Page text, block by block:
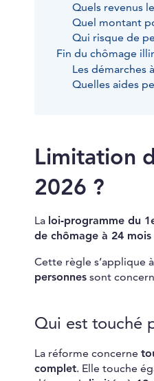
Quels revenus
Quel montant
Qui risque de
Fin du chômage
Les démarches
Quelles aides
Limitation
2026 ?
La loi-programme du
de chômage à 24
Cette règle s’applique à
personnes sont
Qui est touché
La réforme concerne
complet. Elle touche